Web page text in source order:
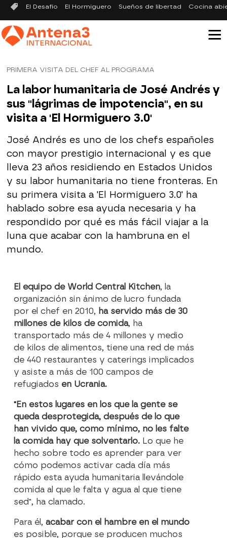
El Desafío El Hormiguero Sueños de libertad Cocina
PRIMERA VISITA DEL CHEF AL PROGRAMA
La labor humanitaria de José Andrés y
sus "lágrimas de impotencia", en su
visita a 'El Hormiguero 3.0'
José Andrés es uno de los chefs españoles
con mayor prestigio internacional y es que
lleva 23 años residiendo en Estados Unidos
y su labor humanitaria no tiene fronteras. En
su primera visita a 'El Hormiguero 3.0' ha
hablado sobre esa ayuda necesaria y ha
respondido por qué es más fácil viajar a la
luna que acabar con la hambruna en el
mundo.
El equipo de World Central Kitchen, la
organización sin ánimo de lucro fundada
por el chef en 2010, ha servido más de 30
millones de kilos de comida, ha
transportado más de 4 millones y medio
de kilos de alimentos, tiene una red de más
de 440 restaurantes y caterings implicados
y asiste a más de 100 campos de
refugiados en Ucrania.
"En estos lugares en los que la gente se
queda desprotegida, después de lo que
han vivido que, como mínimo, no les falte
la comida hay que solventarlo. Lo que he
hecho sobre todo es aprender para ver
cómo podemos activar cada día más
rápido esta ayuda humanitaria llevándole
comida al que le falta y agua al que tiene
sed", ha clamado.
Para él,acabar con el hambre en el mundo
es posible, porque se producen muchos